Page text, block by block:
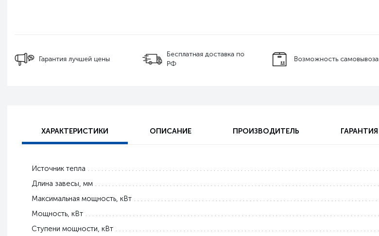
Гарантия лучшей цены
Бесплатная доставка по
РФ
Возможность самовывоза
ХАРАКТЕРИСТИКИ ОПИСАНИЕ ПРОИЗВОДИТЕЛЬ ГАРАНТИЯ
Источник тепла
Длина завесы, мм
Максимальная мощность, кВт
Мощность, кВт
Ступени мощности, кВт